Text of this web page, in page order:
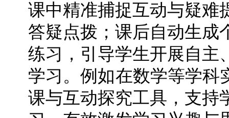
课中精准捕捉互动与疑难
答疑点拨；课后自动生成
练习，引导学生开展自主
学习。例如在数学等学科
课与互动探究工具，支持